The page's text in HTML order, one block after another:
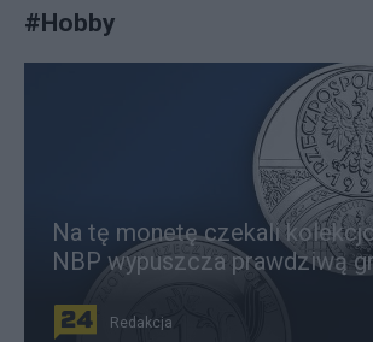
#Hobby
Na tę monetę czekali
NBP wypuszcza prawdziwą
Redakcja